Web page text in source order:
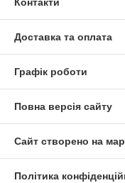
Доставка та оплата
Графік роботи
Повна версія сайту
Сайт створено на
Політика